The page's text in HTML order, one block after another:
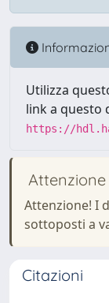
Utilizza
link a questo
https://
Attenzione
Attenzione! I
sottoposti a
Citazioni